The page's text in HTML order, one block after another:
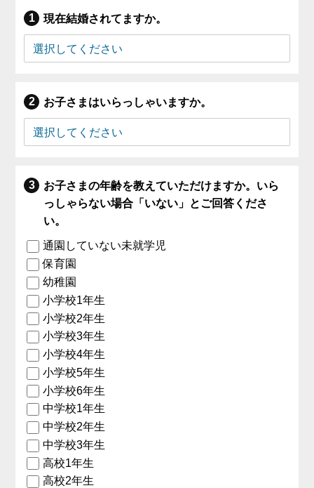
現在結婚されてますか。
お子さまはいらっしゃいますか。
お子さまの年齢を教えていただけますか。いら
っしゃらない場合「いない」とご回答くださ
い。
通園していない未就学児
保育園
幼稚園
小学校1年生
小学校2年生
小学校3年生
小学校4年生
小学校5年生
小学校6年生
中学校1年生
中学校2年生
中学校3年生
高校1年生
高校2年生